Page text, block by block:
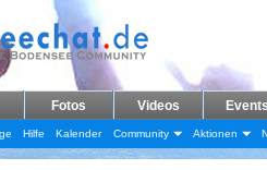
Fotos Videos Events
Hilfe Kalender Community Aktionen